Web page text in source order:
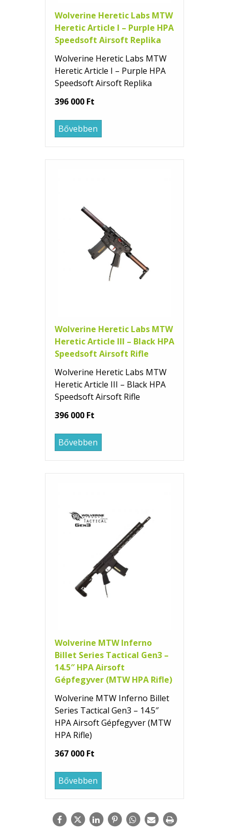
Wolverine Heretic Labs MTW
Heretic Article I – Purple HPA
Speedsoft Airsoft Replika
Wolverine Heretic Labs MTW
Heretic Article I – Purple HPA
Speedsoft Airsoft Replika
396 000 Ft
Bővebben
Wolverine Heretic Labs MTW
Heretic Article III – Black HPA
Speedsoft Airsoft Rifle
Wolverine Heretic Labs MTW
Heretic Article III – Black HPA
Speedsoft Airsoft Rifle
396 000 Ft
Bővebben
Wolverine MTW Inferno
Billet Series Tactical Gen3 –
14.5″ HPA Airsoft
Gépfegyver (MTW HPA Rifle)
Wolverine MTW Inferno Billet
Series Tactical Gen3 – 14.5″
HPA Airsoft Gépfegyver (MTW
HPA Rifle)
367 000 Ft
Bővebben